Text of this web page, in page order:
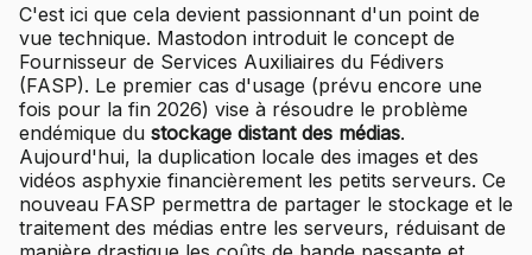
C'est ici que cela devient passionnant d'un point de
vue technique. Mastodon introduit le concept de
Fournisseur de Services Auxiliaires du Fédivers
(FASP). Le premier cas d'usage (prévu encore une
fois pour la fin 2026) vise à résoudre le problème
endémique du stockage distant des médias.
Aujourd'hui, la duplication locale des images et des
vidéos asphyxie financièrement les petits serveurs. Ce
nouveau FASP permettra de partager le stockage et le
traitement des médias entre les serveurs, réduisant de